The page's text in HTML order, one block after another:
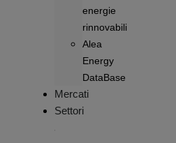
energie
rinnovabili
Alea
Energy
DataBase
Mercati
Settori